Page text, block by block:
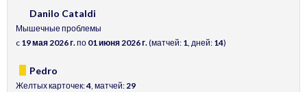
Danilo Cataldi
Мышечные проблемы
c 19 мая 2026 г.по 01 июня 2026 г.(матчей: 1, дней: 14)
Pedro
Желтых карточек:4, матчей:29